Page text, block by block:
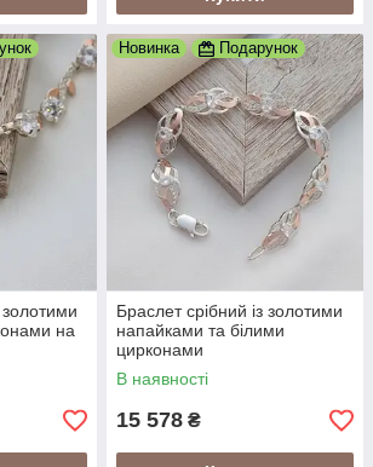
золотими
на
Новинка Подарунок
Браслет срібний із золотими
напайками та білими
цирконами
В наявності
15 578 ₴